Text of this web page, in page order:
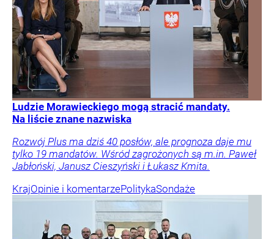
Ludzie Morawieckiego mogą stracić mandaty.
Na liście znane nazwiska
Rozwój Plus ma dziś 40 posłów, ale prognoza daje mu
tylko 19 mandatów. Wśród zagrożonych są m.in. Paweł
Jabłoński, Janusz Cieszyński i Łukasz Kmita.
KrajOpinie i komentarzePolitykaSondaże